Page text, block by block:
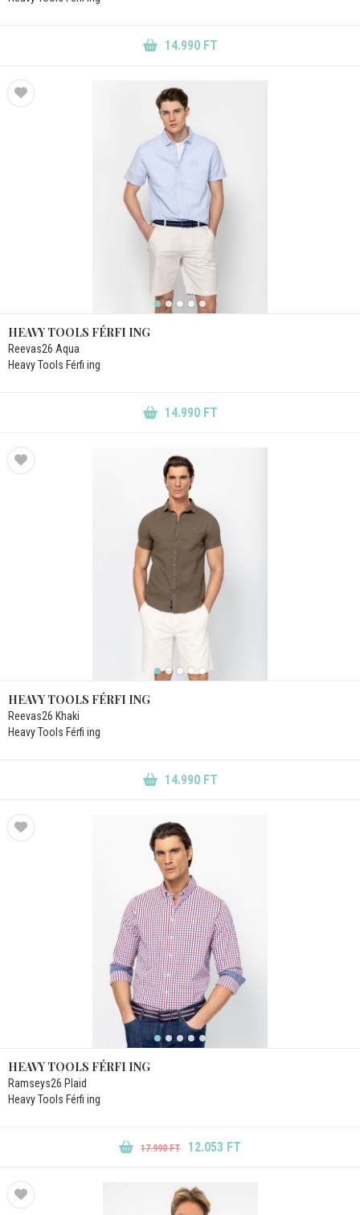
14.990 FT
HEAVY TOOLS FÉRFI ING
Reevas26 Aqua
Heavy Tools Férfi ing
14.990 FT
HEAVY TOOLS FÉRFI ING
Reevas26 Khaki
Heavy Tools Férfi ing
14.990 FT
HEAVY TOOLS FÉRFI ING
Ramseys26 Plaid
Heavy Tools Férfi ing
17.990 FT 12.053 FT